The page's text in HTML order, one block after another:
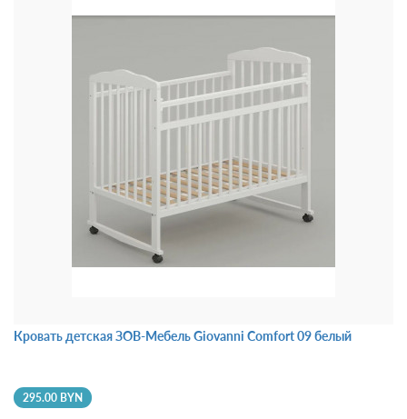
Кровать детская ЗОВ-Мебель Giovanni Comfort 09 белый
295.00 BYN